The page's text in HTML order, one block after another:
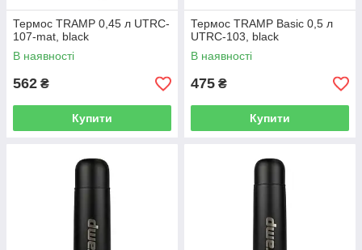
Термос TRAMP 0,45 л UTRC-
107-mat, black
В наявності
562 ₴
Купити
Термос TRAMP Basic 0,5 л
UTRC-103, black
В наявності
475 ₴
Купити